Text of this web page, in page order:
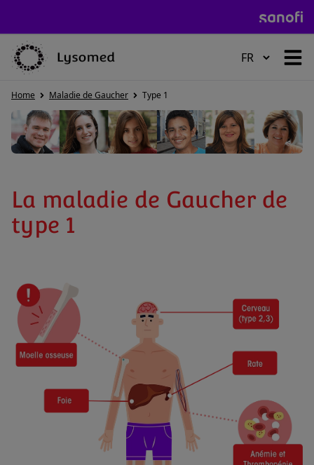
HOME
MALADIE DE POMPE
MALADIE DE GAUCHER
L'ASMD
Vous êtes un professionnel de santé
Home Maladie de Gaucher Type 1
La maladie de Gaucher de
type 1